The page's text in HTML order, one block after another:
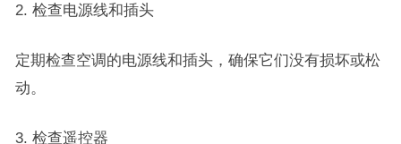
2. 检查电源线和插头
定期检查空调的电源线和插头，确保它们没有损坏或松
动。
3. 检查遥控器